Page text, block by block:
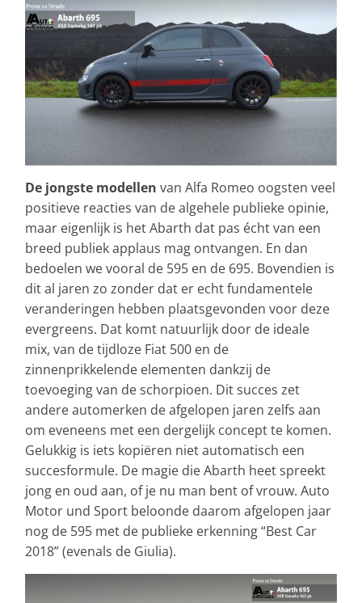
De jongste modellen van Alfa Romeo oogsten veel
positieve reacties van de algehele publieke opinie,
maar eigenlijk is het Abarth dat pas écht van een
breed publiek applaus mag ontvangen. En dan
bedoelen we vooral de 595 en de 695. Bovendien is
dit al jaren zo zonder dat er echt fundamentele
veranderingen hebben plaatsgevonden voor deze
evergreens. Dat komt natuurlijk door de ideale
mix, van de tijdloze Fiat 500 en de
zinnenprikkelende elementen dankzij de
toevoeging van de schorpioen. Dit succes zet
andere automerken de afgelopen jaren zelfs aan
om eveneens met een dergelijk concept te komen.
Gelukkig is iets kopiëren niet automatisch een
succesformule. De magie die Abarth heet spreekt
jong en oud aan, of je nu man bent of vrouw. Auto
Motor und Sport beloonde daarom afgelopen jaar
nog de 595 met de publieke erkenning “Best Car
2018” (evenals de Giulia).